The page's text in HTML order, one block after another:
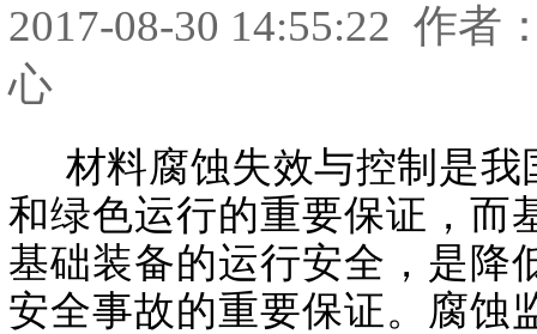
2017-08-30 14:55:22 作者
心
材料腐蚀失效与控制是我
和绿色运行的重要保证，而
基础装备的运行安全，是降
安全事故的重要保证。腐蚀